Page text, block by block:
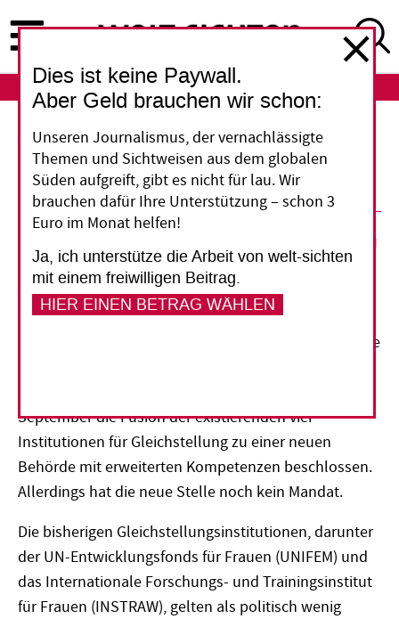
zum
Inhalt
ABO
Vereinte Nationen: Stärkere Stimme
für Frauen
03. November 2009
Vorlesen
Frauen sollen künftig bei den Vereinten Nationen eine
September die Fusion der existierenden vier
Institutionen für Gleichstellung zu einer neuen
Behörde mit erweiterten Kompetenzen beschlossen.
Allerdings hat die neue Stelle noch kein Mandat.
Die bisherigen Gleichstellungsinstitutionen, darunter
der UN-Entwicklungsfonds für Frauen (UNIFEM) und
das Internationale Forschungs- und Trainingsinstitut
für Frauen (INSTRAW), gelten als politisch wenig
Dies ist keine Paywall.
Aber Geld brauchen wir schon:
Unseren Journalismus, der vernachlässigte
Themen und Sichtweisen aus dem globalen
Süden aufgreift, gibt es nicht für lau. Wir
brauchen dafür Ihre Unterstützung – schon 3
Euro im Monat helfen!
Ja, ich unterstütze die Arbeit von welt-sichten
mit einem freiwilligen Beitrag.
HIER EINEN BETRAG WÄHLEN